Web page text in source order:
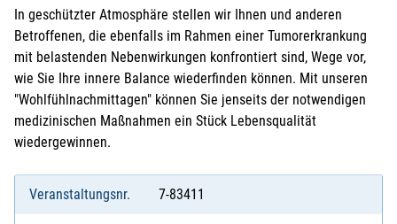
In geschützter Atmosphäre stellen wir Ihnen und anderen
Betroffenen, die ebenfalls im Rahmen einer Tumorerkrankung
mit belastenden Nebenwirkungen konfrontiert sind, Wege vor,
wie Sie Ihre innere Balance wiederfinden können. Mit unseren
"Wohlfühlnachmittagen" können Sie jenseits der notwendigen
medizinischen Maßnahmen ein Stück Lebensqualität
wiedergewinnen.
Veranstaltungsnr. 7-83411